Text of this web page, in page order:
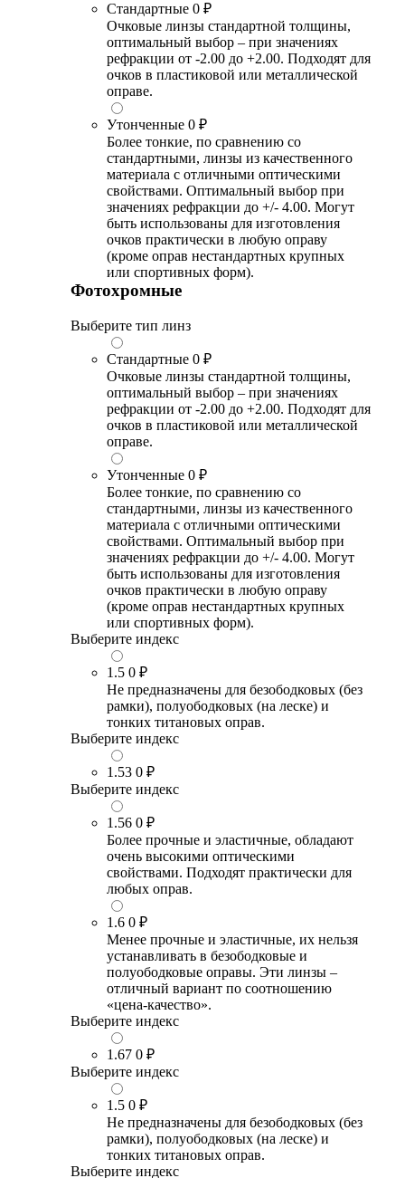
Стандартные 0 ₽
Очковые линзы стандартной толщины,
оптимальный выбор – при значениях
рефракции от -2.00 до +2.00. Подходят для
очков в пластиковой или металлической
оправе.
Утонченные 0 ₽
Более тонкие, по сравнению со
стандартными, линзы из качественного
материала с отличными оптическими
свойствами. Оптимальный выбор при
значениях рефракции до +/- 4.00. Могут
быть использованы для изготовления
очков практически в любую оправу
(кроме оправ нестандартных крупных
или спортивных форм).
Фотохромные
Выберите тип линз
Стандартные 0 ₽
Очковые линзы стандартной толщины,
оптимальный выбор – при значениях
рефракции от -2.00 до +2.00. Подходят для
очков в пластиковой или металлической
оправе.
Утонченные 0 ₽
Более тонкие, по сравнению со
стандартными, линзы из качественного
материала с отличными оптическими
свойствами. Оптимальный выбор при
значениях рефракции до +/- 4.00. Могут
быть использованы для изготовления
очков практически в любую оправу
(кроме оправ нестандартных крупных
или спортивных форм).
Выберите индекс
1.5 0 ₽
Не предназначены для безободковых (без
рамки), полуободковых (на леске) и
тонких титановых оправ.
Выберите индекс
1.53 0 ₽
Выберите индекс
1.56 0 ₽
Более прочные и эластичные, обладают
очень высокими оптическими
свойствами. Подходят практически для
любых оправ.
1.6 0 ₽
Менее прочные и эластичные, их нельзя
устанавливать в безободковые и
полуободковые оправы. Эти линзы –
отличный вариант по соотношению
«цена-качество».
Выберите индекс
1.67 0 ₽
Выберите индекс
1.5 0 ₽
Не предназначены для безободковых (без
рамки), полуободковых (на леске) и
тонких титановых оправ.
Выберите индекс